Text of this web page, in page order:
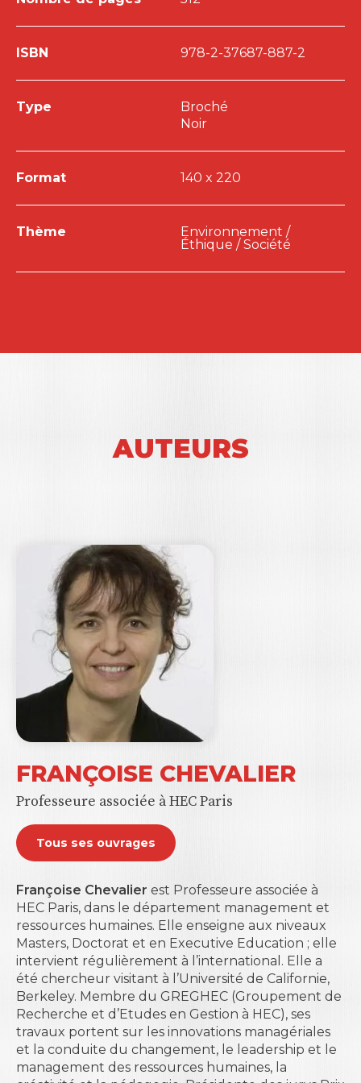
ISBN 978-2-37687-887-2
Type
Broché
Noir
Format 140 x 220
Thème
Environnement /
Éthique / Société
AUTEURS
FRANÇOISE CHEVALIER
Professeure associée à HEC Paris
Tous ses ouvrages
Françoise Chevalier est Professeure associée à
HEC Paris, dans le département management et
ressources humaines. Elle enseigne aux niveaux
Masters, Doctorat et en Executive Education ; elle
intervient régulièrement à l’international. Elle a
été chercheur visitant à l’Université de Californie,
Berkeley. Membre du GREGHEC (Groupement de
Recherche et d’Etudes en Gestion à HEC), ses
travaux portent sur les innovations managériales
et la conduite du changement, le leadership et le
management des ressources humaines, la